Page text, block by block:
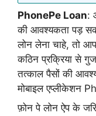
PhonePe Loan:
की आवश्यकता पड़
लोन लेना चाहे, तो
कठिन प्रक्रिया से
तत्काल पैसों की
मोबाइल एप्लीकेशन
फ़ोन पे लोन ऐप के